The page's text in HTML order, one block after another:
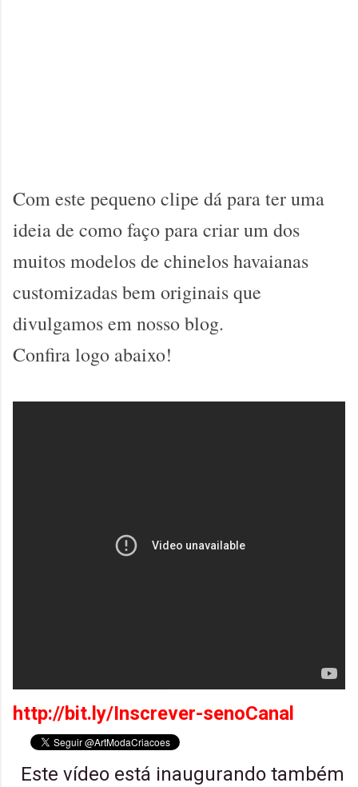
Com este pequeno clipe dá para ter uma
ideia de como faço para criar um dos
muitos modelos de chinelos havaianas
customizadas bem originais que
divulgamos em nosso blog.
Confira logo abaixo!
http://bit.ly/Inscrever-senoCanal
Este vídeo está inaugurando também